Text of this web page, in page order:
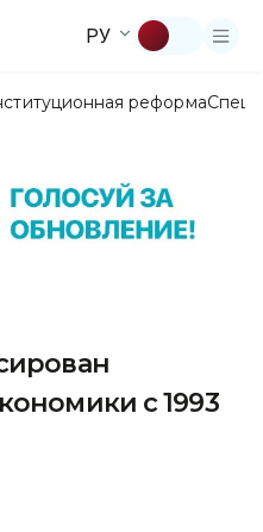
РУ
реформа
с 1993